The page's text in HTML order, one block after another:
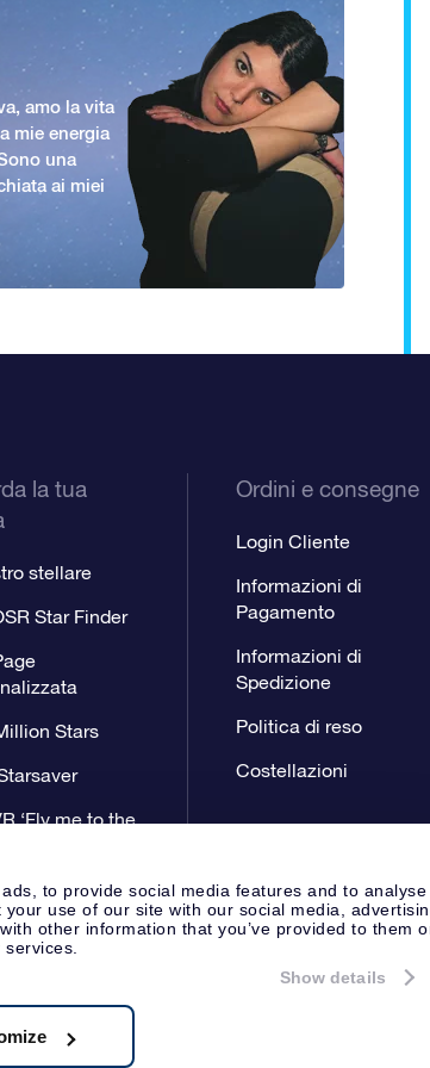
to provide social media features and to analyse
use of our site with our social media,
other information that you’ve provided to them
Show details
amo la vita
mie energia
una
ai miei
la tua
stellare
Star Finder
Stars
‘Fly me to the
Ordini e consegne
Login Cliente
Informazioni di
Pagamento
Informazioni di
Spedizione
Politica di reso
Costellazioni
Pagina StampaPrivacyTermini